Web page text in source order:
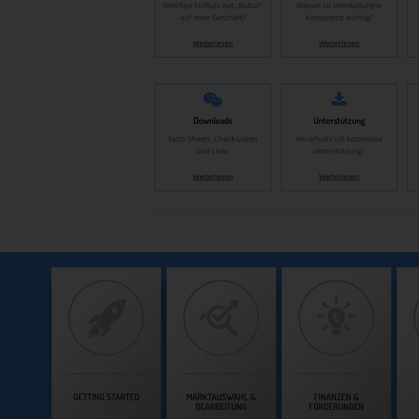
Welchen Einfluss hat „Kultur“
auf mein Geschäft?
Weiterlesen
Warum ist interkulturelle
Kompetenz wichtig?
Weiterlesen
Downloads
Facts Sheets, Check-Listen
und Links
Weiterlesen
Unterstützung
Wo erhalte ich kostenlose
Unterstützung?
Weiterlesen
GETTING STARTED
MARKTAUSWAHL &
BEARBEITUNG
FINANZEN &
FÖRDERUNGEN